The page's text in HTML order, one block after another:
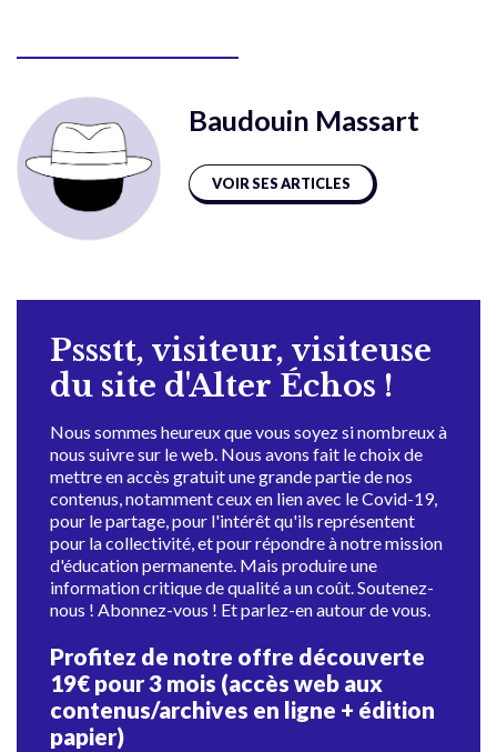
Baudouin Massart
VOIR SES ARTICLES
Pssstt, visiteur, visiteuse
du site d'Alter Échos !
Nous sommes heureux que vous soyez si nombreux à
nous suivre sur le web. Nous avons fait le choix de
mettre en accès gratuit une grande partie de nos
contenus, notamment ceux en lien avec le Covid-19,
pour le partage, pour l'intérêt qu'ils représentent
pour la collectivité, et pour répondre à notre mission
d'éducation permanente. Mais produire une
information critique de qualité a un coût. Soutenez-
nous ! Abonnez-vous ! Et parlez-en autour de vous.
Profitez de notre offre découverte
19€ pour 3 mois (accès web aux
contenus/archives en ligne + édition
papier)